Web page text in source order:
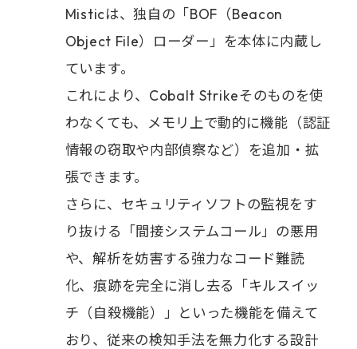
Misticは、独自の「BOF（Beacon
Object File）ローダー」を本体に内蔵し
ています。
これにより、Cobalt Strikeそのものを使
わなくても、メモリ上で動的に機能（認証
情報の窃取や内部偵察など）を追加・拡
張できます。
さらに、セキュリティソフトの監視をす
り抜ける「間接システムコール」の悪用
や、解析を妨害する強力なコード難読
化、痕跡を完全に消し去る「キルスイッ
チ（自殺機能）」といった機能を備えて
おり、従来の検知手法を無力化する設計